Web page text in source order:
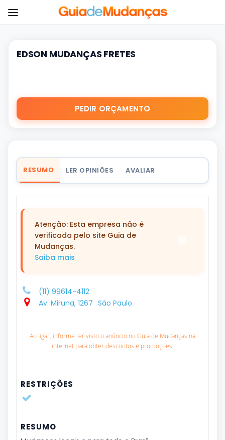
EDSON MUDANÇAS FRETES
PEDIR ORÇAMENTO
RESUMO LER OPINIÕES AVALIAR
Atenção: Esta empresa não é
verificada pelo site Guia de
Mudanças.
Saiba mais
(11) 99614-4112
Av. Miruna, 1267 São Paulo
Ao ligar, informe ter visto o anúncio no Guia de Mudanças na
internet para obter descontos e promoções.
RESTRIÇÕES
RESUMO